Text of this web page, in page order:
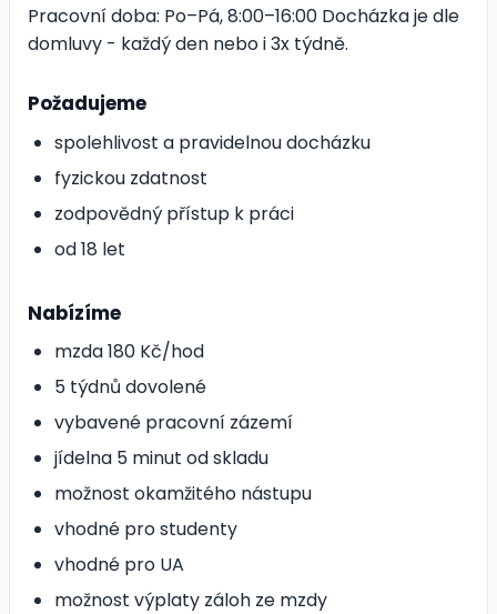
Pracovní doba: Po–Pá, 8:00–16:00 Docházka je dle
domluvy - každý den nebo i 3x týdně.
Požadujeme
spolehlivost a pravidelnou docházku
fyzickou zdatnost
zodpovědný přístup k práci
od 18 let
Nabízíme
mzda 180 Kč/hod
5 týdnů dovolené
vybavené pracovní zázemí
jídelna 5 minut od skladu
možnost okamžitého nástupu
vhodné pro studenty
vhodné pro UA
možnost výplaty záloh ze mzdy